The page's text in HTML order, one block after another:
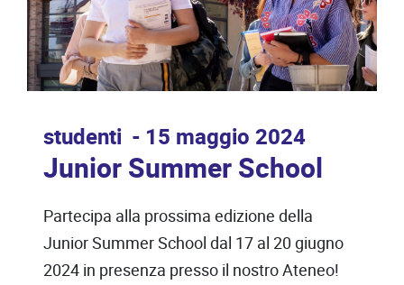
studenti 15 maggio 2024
Junior Summer School
Partecipa alla prossima edizione della
Junior Summer School dal 17 al 20 giugno
2024 in presenza presso il nostro Ateneo!